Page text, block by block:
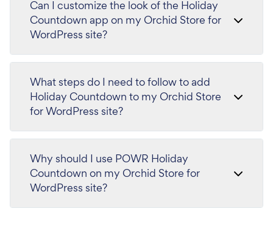
Can I customize the look of the Holiday
Countdown app on my Orchid Store for
WordPress site?
What steps do I need to follow to add
Holiday Countdown to my Orchid Store
for WordPress site?
Why should I use POWR Holiday
Countdown on my Orchid Store for
WordPress site?